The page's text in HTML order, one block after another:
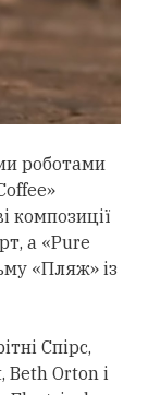
роботами
композиції
а «Pure
«Пляж» із
Спірс,
Beth Orton і